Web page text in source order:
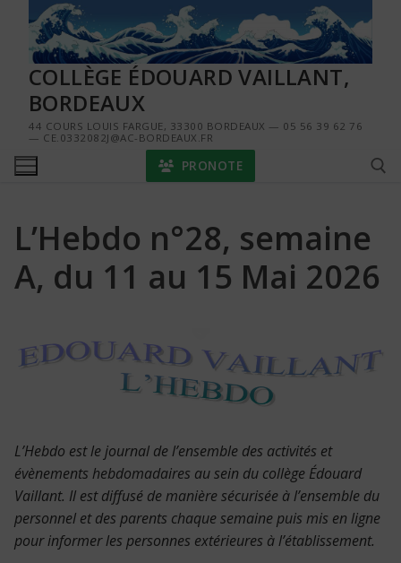
contenu
COLLÈGE ÉDOUARD VAILLANT,
BORDEAUX
44 COURS LOUIS FARGUE, 33300 BORDEAUX — 05 56 39 62 76
— CE.0332082J@AC-BORDEAUX.FR
PRONOTE
L’Hebdo n°28, semaine
A, du 11 au 15 Mai 2026
L’Hebdo est le journal de l’ensemble des activités et
évènements hebdomadaires au sein du collège Édouard
Vaillant. Il est diffusé de manière sécurisée à l’ensemble du
personnel et des parents chaque semaine puis mis en ligne
pour informer les personnes extérieures à l’établissement.